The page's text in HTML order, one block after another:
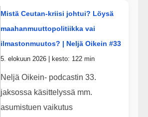
Mistä Ceutan-kriisi johtui? Löysä
maahanmuuttopolitiikka vai
ilmastonmuutos? | Neljä Oikein #33
5. elokuun 2026 | kesto: 122 min
Neljä Oikein- podcastin 33.
jaksossa käsittelyssä mm.
asumistuen vaikutus